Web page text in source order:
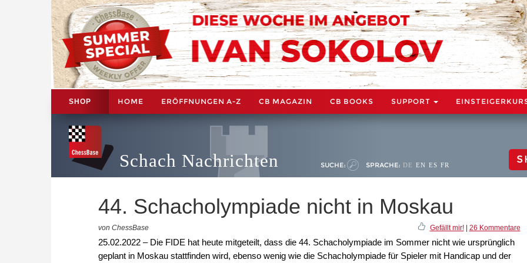
SHOP HOME ERÖFFNUNGEN A-Z CB MAGAZIN CB BOOKS SUPPORT
Schach Nachrichten SUCHE: SPRACHE: DE EN ES FR
44. Schacholympiade nicht in Moskau
von ChessBase Gefällt mir!| 26 Kommentare
25.02.2022 – Die FIDE hat heute mitgeteilt, dass die 44. Schacholympiade im Sommer nicht wie ursprünglich
geplant in Moskau stattfinden wird, ebenso wenig wie die Schacholympiade für Spieler mit Handicap und der